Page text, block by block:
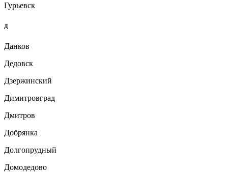
Гурьевск
Д
Данков
Дедовск
Дзержинский
Димитровград
Дмитров
Добрянка
Долгопрудный
Домодедово